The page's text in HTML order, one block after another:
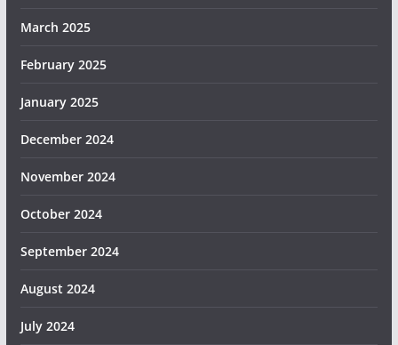
March 2025
February 2025
January 2025
December 2024
November 2024
October 2024
September 2024
August 2024
July 2024